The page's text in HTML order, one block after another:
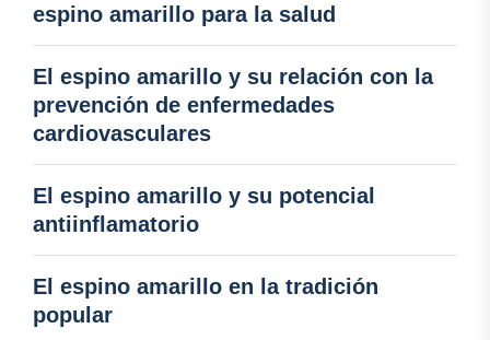
espino amarillo para la salud
El espino amarillo y su relación con la
prevención de enfermedades
cardiovasculares
El espino amarillo y su potencial
antiinflamatorio
El espino amarillo en la tradición
popular